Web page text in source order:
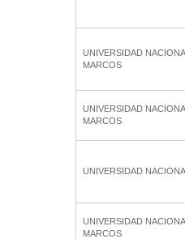
UNIVERSIDAD
MARCOS
UNIVERSIDAD
MARCOS
UNIVERSIDAD
UNIVERSIDAD
MARCOS